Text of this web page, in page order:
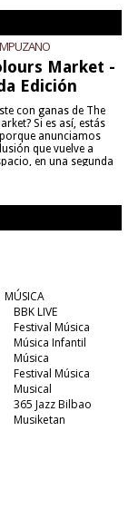
Market -
Edición
con ganas de The
Si es así, estás
anunciamos
que vuelve a
en una segunda
MÚSICA
BBK LIVE
Festival Música
Música Infantil
Música
Festival Música
Musical
365 Jazz Bilbao
Musiketan